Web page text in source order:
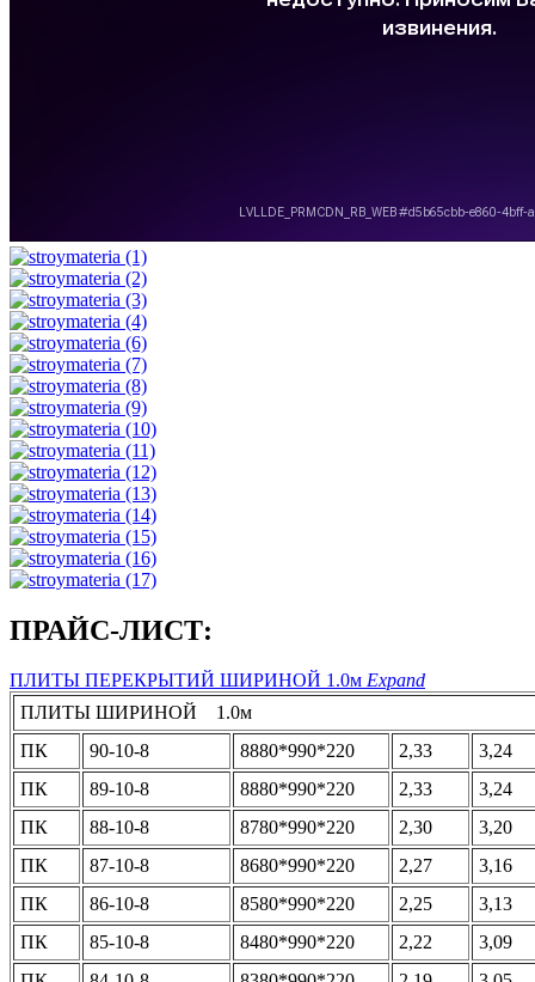
ПРАЙС-ЛИСТ:
ПЛИТЫ ПЕРЕКРЫТИЙ ШИРИНОЙ 1.0м Expand
ПЛИТЫ ШИРИНОЙ 1.0м
ПК
90-10-8 8880*990*220 2,33
3,24
ПК
89-10-8 8880*990*220 2,33
3,24
ПК
88-10-8 8780*990*220 2,30
3,20
ПК
87-10-8 8680*990*220 2,27
3,16
ПК
86-10-8 8580*990*220 2,25
3,13
ПК
85-10-8 8480*990*220 2,22
3,09